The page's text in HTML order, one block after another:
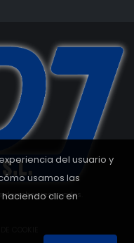
del usuario y
usamos las
clic en
reservados.